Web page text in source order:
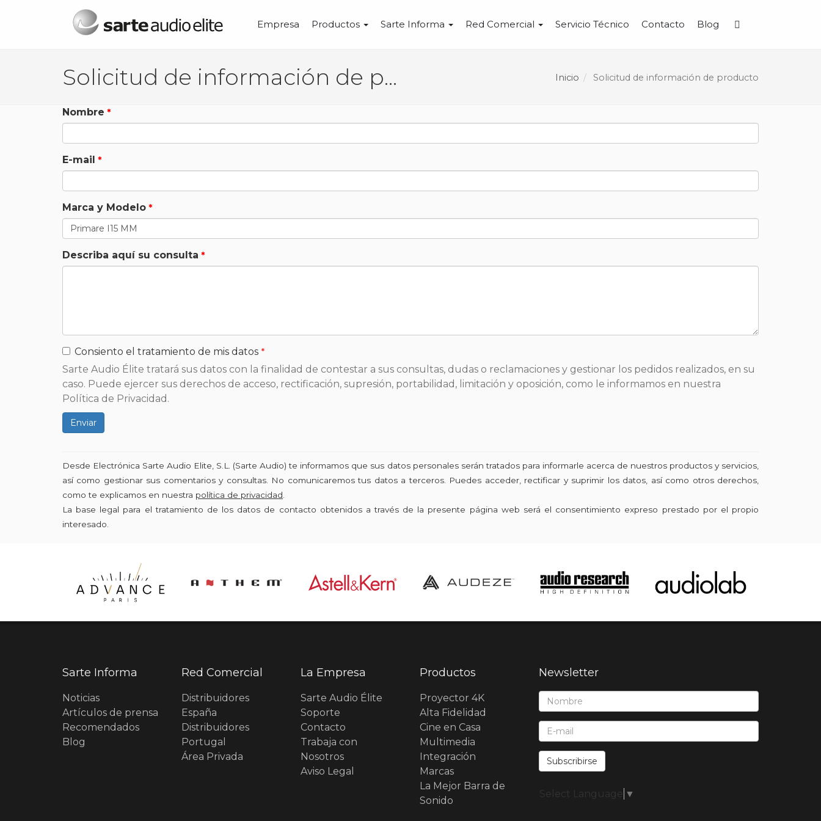
Menú principal
Empresa Productos Sarte Informa Red Comercial Servicio Técnico Contacto Blog
Solicitud de información de producto Inicio Solicitud de información de producto
Nombre
E-mail
Marca y Modelo
Describa aquí su consulta
Consiento el tratamiento de mis datos
Sarte Audio Élite tratará sus datos con la finalidad de contestar a sus consultas, dudas o reclamaciones y gestionar los pedidos realizados, en su
caso. Puede ejercer sus derechos de acceso, rectificación, supresión, portabilidad, limitación y oposición, como le informamos en nuestra
Política de Privacidad.
Enviar
Desde Electrónica Sarte Audio Elite, S.L. (Sarte Audio) te informamos que sus datos personales serán tratados para informarle acerca de nuestros productos y servicios,
así como gestionar sus comentarios y consultas. No comunicaremos tus datos a terceros. Puedes acceder, rectificar y suprimir los datos, así como otros derechos,
como te explicamos en nuestra política de privacidad
La base legal para el tratamiento de los datos de contacto obtenidos a través de la presente página web será el consentimiento expreso prestado por el propio
interesado.
Sarte Informa
Noticias
Artículos de prensa
Recomendados
Blog
Red Comercial
Distribuidores
España
Distribuidores
Portugal
Área Privada
La Empresa
Sarte Audio Élite
Soporte
Contacto
Trabaja con
Nosotros
Aviso Legal
Productos
Proyector 4K
Alta Fidelidad
Cine en Casa
Multimedia
Integración
Marcas
La Mejor Barra de
Sonido
Newsletter
Nombre*:
E-Mail*:
Subscribirse
Select Language ▼